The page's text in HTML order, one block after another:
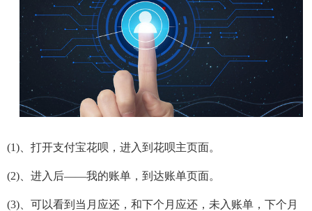
(1)、打开支付宝花呗，进入到花呗主页面。
(2)、进入后——我的账单，到达账单页面。
(3)、可以看到当月应还，和下个月应还，未入账单，下个月